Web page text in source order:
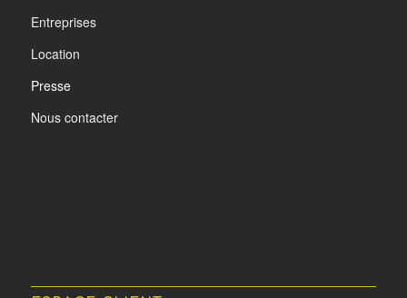
Entreprises
Location
Presse
Nous contacter